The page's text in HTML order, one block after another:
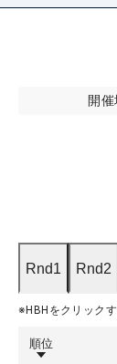
開催
Rnd1 Rnd2
※HBHをクリック
順位